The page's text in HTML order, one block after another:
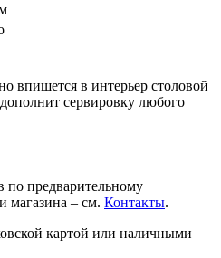
впишется в интерьер столовой
сервировку любого
по предварительному
магазина – см. Контакты.
картой или наличными